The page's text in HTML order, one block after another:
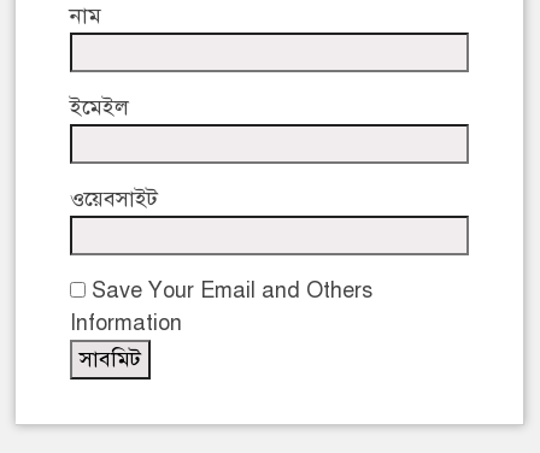
নাম
ইমেইল
ওয়েবসাইট
Save Your Email and Others
Information